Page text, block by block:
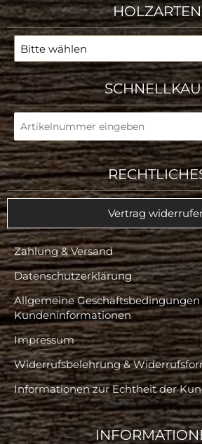
HOLZARTEN
Bitte wählen
Vertrag
Zahlung & Versand
Datenschutzerklärung
Allgemeine
Kundeninformationen
Impressum
Widerrufsbelehrung &
Informationen zur Echtheit der